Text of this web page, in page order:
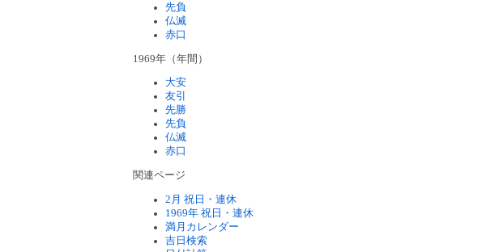
先負
仏滅
赤口
1969年（年間）
大安
友引
先勝
先負
仏滅
赤口
関連ページ
2月 祝日・連休
1969年 祝日・連休
満月カレンダー
吉日検索